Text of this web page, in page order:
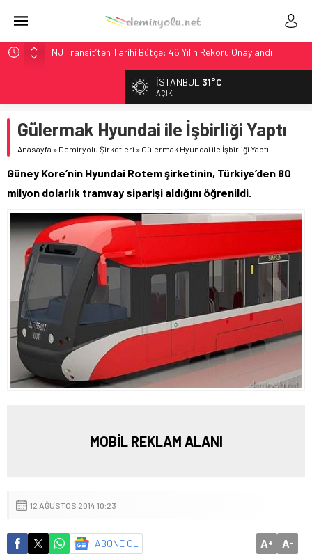
NJ Transit’ten Tarihi Bütçe: 46 Yılın Rekoru Onaylandı
Rocky Mountain, Güneş Enerjili Tesisten İlk Rayı Sevk Etti
AAR, MIT ve Berkeley Dahil 4 Üniversiteyle Araştırma
Konsorsiyumu Başlattı
Long Beach Limanı’na 58 Milyon Dolarlık Yeşil Yatırım Ödülü
Chicago’da Metra Polisi BVLOS Drone’larla Müdahale
İSTANBUL 31°C
AÇIK
Gülermak Hyundai ile İşbirliği Yaptı
Anasayfa » Demiryolu Şirketleri » Gülermak Hyundai ile İşbirliği Yaptı
Güney Kore’nin Hyundai Rotem şirketinin, Türkiye’den 80
milyon dolarlık tramvay siparişi aldığını öğrenildi.
MOBİL REKLAM ALANI
12 AĞUSTOS 2014 10:23
ABONE OL A+ A-